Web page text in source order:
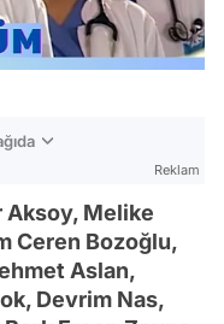
Reklam
Aksoy, Melike
Ceren Bozoğlu,
Aslan,
Devrim Nas,